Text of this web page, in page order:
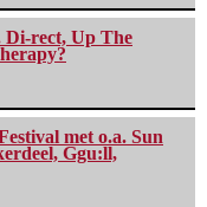
Di-rect, Up The
met o.a. Sun
Ggu:ll,